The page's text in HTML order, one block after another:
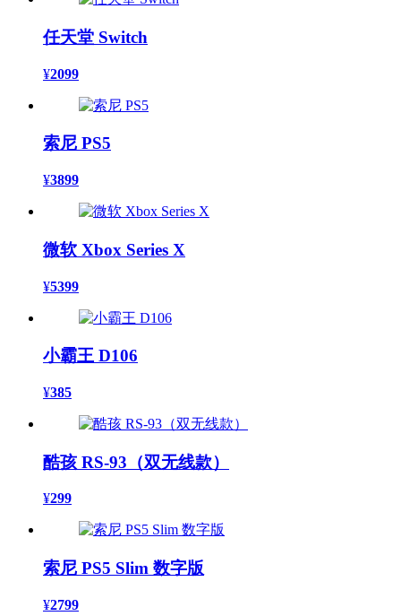
任天堂 Switch
¥2099
索尼 PS5
¥3899
微软 Xbox Series X
¥5399
小霸王 D106
¥385
酷孩 RS-93（双无线款）
¥299
索尼 PS5 Slim 数字版
¥2799